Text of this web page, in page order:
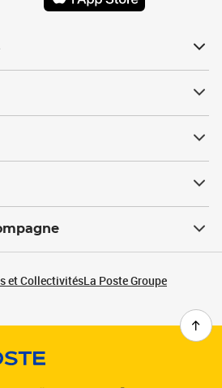
et CollectivitésLa Poste Groupe